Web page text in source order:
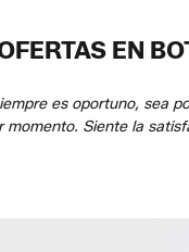
EN
es oportuno, sea
momento. Siente la